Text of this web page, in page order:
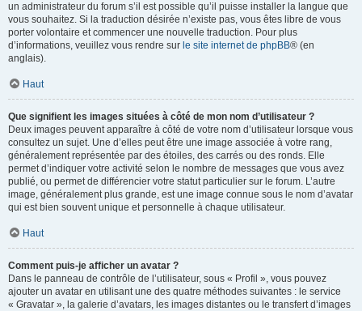
un administrateur du forum s’il est possible qu’il puisse installer la langue que
vous souhaitez. Si la traduction désirée n’existe pas, vous êtes libre de vous
porter volontaire et commencer une nouvelle traduction. Pour plus
d’informations, veuillez vous rendre sur le site internet de phpBB® (en
anglais).
Haut
Que signifient les images situées à côté de mon nom d’utilisateur ?
Deux images peuvent apparaître à côté de votre nom d’utilisateur lorsque vous
consultez un sujet. Une d’elles peut être une image associée à votre rang,
généralement représentée par des étoiles, des carrés ou des ronds. Elle
permet d’indiquer votre activité selon le nombre de messages que vous avez
publié, ou permet de différencier votre statut particulier sur le forum. L’autre
image, généralement plus grande, est une image connue sous le nom d’avatar
qui est bien souvent unique et personnelle à chaque utilisateur.
Haut
Comment puis-je afficher un avatar ?
Dans le panneau de contrôle de l’utilisateur, sous « Profil », vous pouvez
ajouter un avatar en utilisant une des quatre méthodes suivantes : le service
« Gravatar », la galerie d’avatars, les images distantes ou le transfert d’images